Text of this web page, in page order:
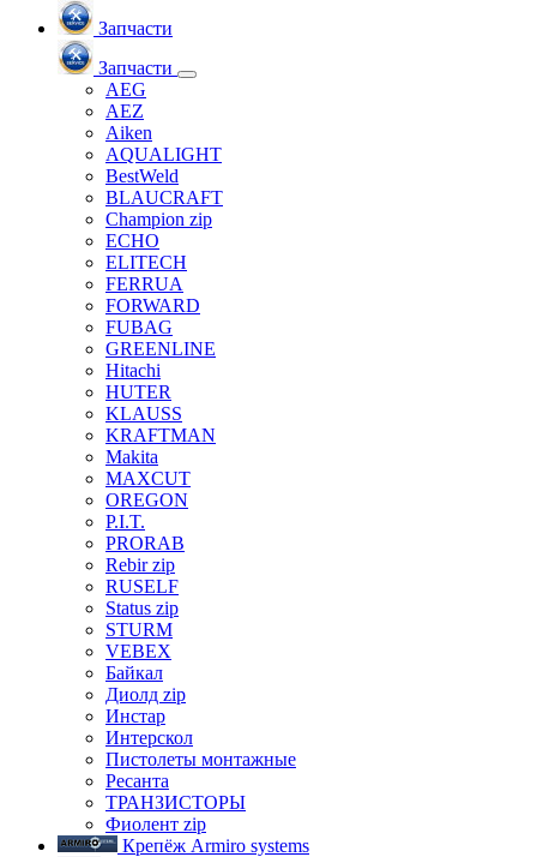
Запчасти
Запчасти
AEG
AEZ
Aiken
AQUALIGHT
BestWeld
BLAUCRAFT
Champion zip
ECHO
ELITECH
FERRUA
FORWARD
FUBAG
GREENLINE
Hitachi
HUTER
KLAUSS
KRAFTMAN
Makita
MAXCUT
OREGON
P.I.T.
PRORAB
Rebir zip
RUSELF
Status zip
STURM
VEBEX
Байкал
Диолд zip
Инстар
Интерскол
Пистолеты монтажные
Ресанта
ТРАНЗИСТОРЫ
Фиолент zip
Крепёж Armiro systems